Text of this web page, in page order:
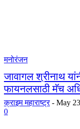
मनोरंजन
जावागल श्रीनाथ
फायनलसाठी मॅच
क्राइम महाराष्ट्र - May
0